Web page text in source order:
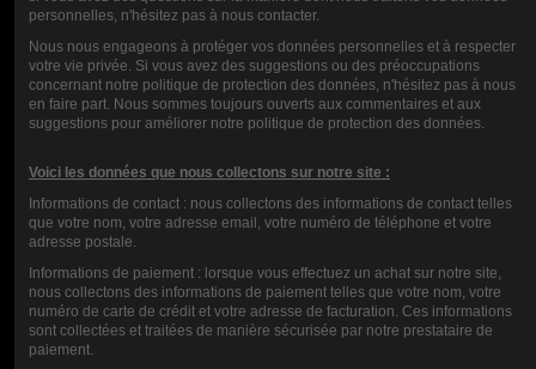
COMENTARIOS (1)
personnelles, n'hésitez pas à nous contacter.
Nous nous engageons à protéger vos données personnelles et à respecter
votre vie privée. Si vous avez des suggestions ou des préoccupations
concernant notre politique de protection des données, n'hésitez pas à nous
en faire part. Nous sommes toujours ouverts aux commentaires et aux
suggestions pour améliorer notre politique de protection des données.
Voici les données que nous collectons sur notre site :
Informations de contact : nous collectons des informations de contact telles
que votre nom, votre adresse email, votre numéro de téléphone et votre
adresse postale.
Informations de paiement : lorsque vous effectuez un achat sur notre site,
nous collectons des informations de paiement telles que votre nom, votre
numéro de carte de crédit et votre adresse de facturation. Ces informations
sont collectées et traitées de manière sécurisée par notre prestataire de
paiement.